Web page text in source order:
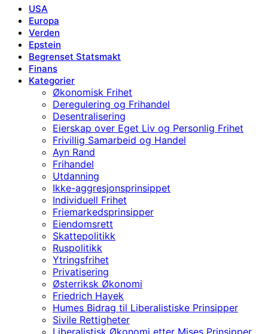
USA
Europa
Verden
Epstein
Begrenset Statsmakt
Finans
Kategorier
Økonomisk Frihet
Deregulering og Frihandel
Desentralisering
Eierskap over Eget Liv og Personlig Frihet
Frivillig Samarbeid og Handel
Ayn Rand
Frihandel
Utdanning
Ikke-aggresjonsprinsippet
Individuell Frihet
Friemarkedsprinsipper
Eiendomsrett
Skattepolitikk
Ruspolitikk
Ytringsfrihet
Privatisering
Østerriksk Økonomi
Friedrich Hayek
Humes Bidrag til Liberalistiske Prinsipper
Sivile Rettigheter
Liberalistisk Økonomi etter Mises Prinsipper